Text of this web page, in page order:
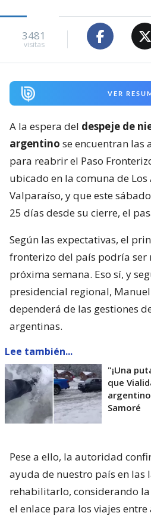
3481
visitas
VER
A la espera del despeje de
argentino se encuentran las
para reabrir el Paso
ubicado en la comuna de Los
Valparaíso, y que este
25 días desde su cierre, el
Según las expectativas, el
fronterizo del país podría
próxima semana. Eso sí, y
presidencial regional,
dependerá de las gestiones
argentinas.
Lee también...
"¡Una
que
argentino
Samoré
Pese a ello, la autoridad
ayuda de nuestro país en las
rehabilitarlo, considerando
el enlace para los viajes